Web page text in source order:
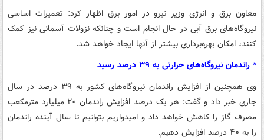
معاون برق و انرژی وزیر نیرو در امور برق اظهار کرد: تعمیرات اساسی
نیروگاه‌های برق آبی در حال انجام است و چنانکه نزولات آسمانی نیز کمک
کنند، امکان بهره‌برداری بیشتر از آنها ایجاد خواهد شد.
* راندمان نیروگاه‌های حرارتی به ۳۹ درصد رسید
وی همچنین از افزایش راندمان نیروگاه‌های کشور به ۳۹ درصد در سال
جاری خبر داد و گفت: هر یک درصد افزایش راندمان ۲۰ میلیارد مترمکعب
مصرف گاز را کاهش خواهد داد و امیدواریم بتوانیم تا سال آینده راندمان
را به ۴۰ درصد افزایش دهیم.